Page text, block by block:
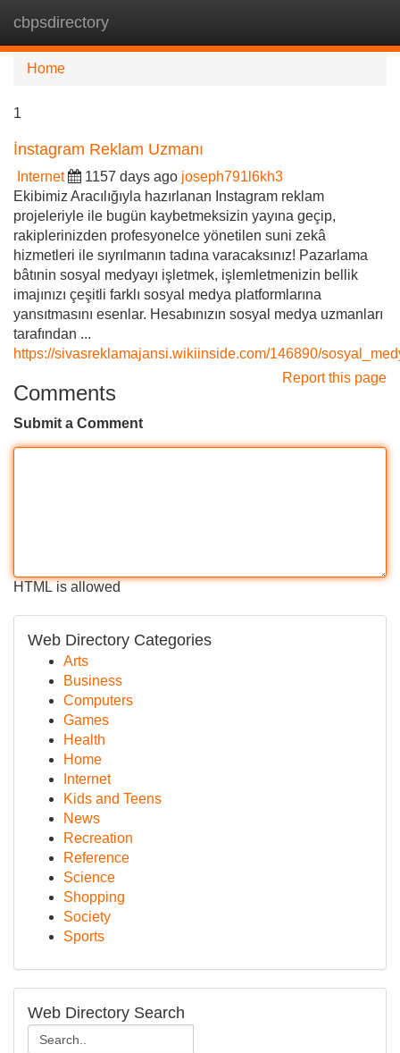
cbpsdirectory
Home
1
İnstagram Reklam Uzmanı
Internet 1157 days ago joseph791l6kh3
Ekibimiz Aracılığıyla hazırlanan Instagram reklam
projeleriyle ile bugün kaybetmeksizin yayına geçip,
rakiplerinizden profesyonelce yönetilen suni zekâ
hizmetleri ile sıyrılmanın tadına varacaksınız! Pazarlama
bâtınin sosyal medyayı işletmek, işlemletmenizin bellik
imajınızı çeşitli farklı sosyal medya platformlarına
yansıtmasını esenlar. Hesabınızın sosyal medya uzmanları
tarafından ...
https://sivasreklamajansi.wikiinside.com/146890/
Report this page
Comments
Submit a Comment
HTML is allowed
Web Directory Categories
Arts
Business
Computers
Games
Health
Home
Internet
Kids and Teens
News
Recreation
Reference
Science
Shopping
Society
Sports
Web Directory Search